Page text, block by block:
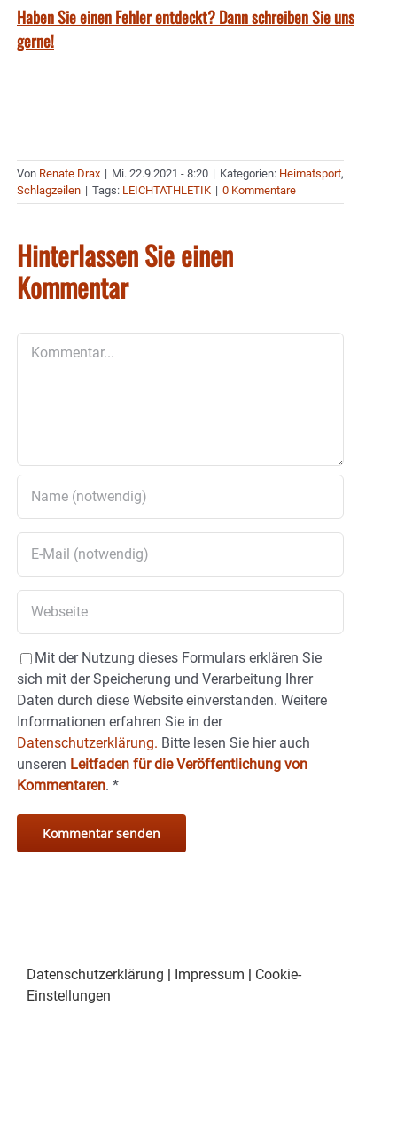
Haben Sie einen Fehler entdeckt? Dann schreiben Sie uns
gerne!
Von Renate Drax | Mi. 22.9.2021 - 8:20 | Kategorien: Heimatsport,
Schlagzeilen | Tags: LEICHTATHLETIK | 0 Kommentare
Hinterlassen Sie einen
Kommentar
Mit der Nutzung dieses Formulars erklären Sie
sich mit der Speicherung und Verarbeitung Ihrer
Daten durch diese Website einverstanden. Weitere
Informationen erfahren Sie in der
Datenschutzerklärung. Bitte lesen Sie hier auch
unseren Leitfaden für die Veröffentlichung von
Kommentaren. *
Datenschutzerklärung | Impressum | Cookie-
Einstellungen